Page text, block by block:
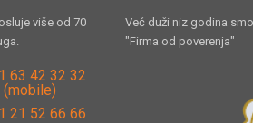
više od 70
63 42 32 32
(mobile)
21 52 66 66
Već duži niz godina
"Firma od poverenja"